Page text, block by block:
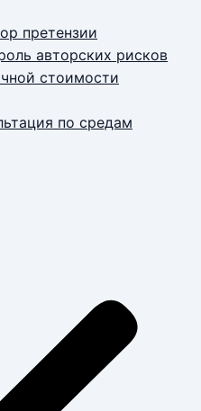
претензии
авторских рисков
стоимости
по средам